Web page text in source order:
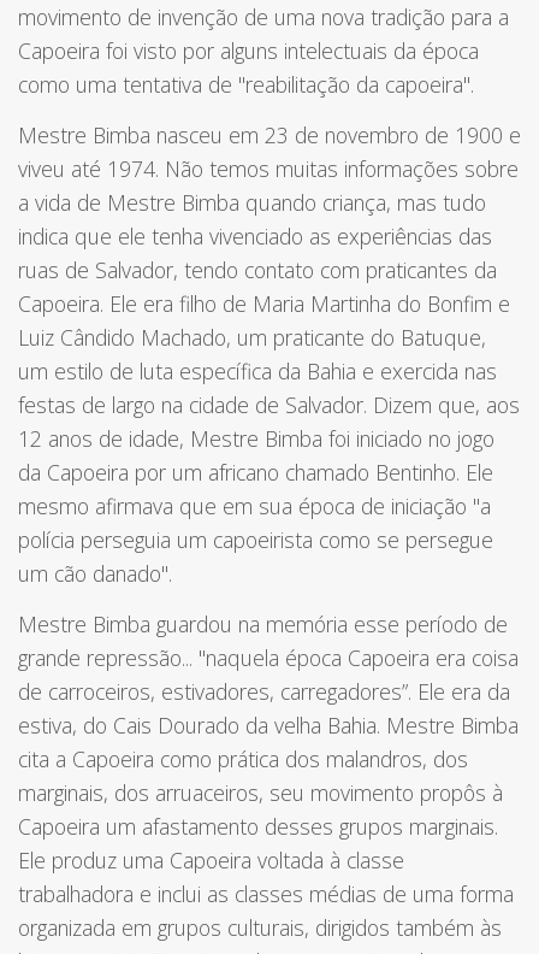
movimento de invenção de uma nova tradição para a
Capoeira foi visto por alguns intelectuais da época
como uma tentativa de "reabilitação da capoeira".
Mestre Bimba nasceu em 23 de novembro de 1900 e
viveu até 1974. Não temos muitas informações sobre
a vida de Mestre Bimba quando criança, mas tudo
indica que ele tenha vivenciado as experiências das
ruas de Salvador, tendo contato com praticantes da
Capoeira. Ele era filho de Maria Martinha do Bonfim e
Luiz Cândido Machado, um praticante do Batuque,
um estilo de luta específica da Bahia e exercida nas
festas de largo na cidade de Salvador. Dizem que, aos
12 anos de idade, Mestre Bimba foi iniciado no jogo
da Capoeira por um africano chamado Bentinho. Ele
mesmo afirmava que em sua época de iniciação "a
polícia perseguia um capoeirista como se persegue
um cão danado".
Mestre Bimba guardou na memória esse período de
grande repressão... "naquela época Capoeira era coisa
de carroceiros, estivadores, carregadores”. Ele era da
estiva, do Cais Dourado da velha Bahia. Mestre Bimba
cita a Capoeira como prática dos malandros, dos
marginais, dos arruaceiros, seu movimento propôs à
Capoeira um afastamento desses grupos marginais.
Ele produz uma Capoeira voltada à classe
trabalhadora e inclui as classes médias de uma forma
organizada em grupos culturais, dirigidos também às